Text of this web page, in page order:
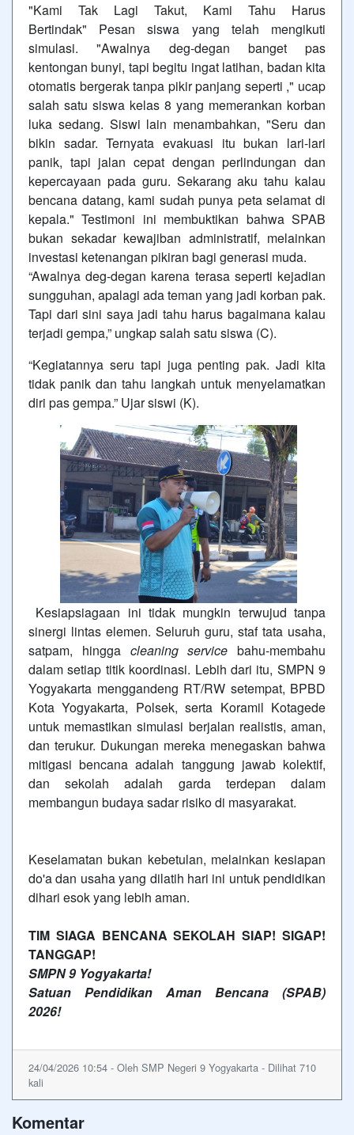
"Kami Tak Lagi Takut, Kami Tahu Harus
Bertindak" Pesan siswa yang telah mengikuti
simulasi. "Awalnya deg-degan banget pas
kentongan bunyi, tapi begitu ingat latihan, badan kita
otomatis bergerak tanpa pikir panjang seperti ," ucap
salah satu siswa kelas 8 yang memerankan korban
luka sedang. Siswi lain menambahkan, "Seru dan
bikin sadar. Ternyata evakuasi itu bukan lari-lari
panik, tapi jalan cepat dengan perlindungan dan
kepercayaan pada guru. Sekarang aku tahu kalau
bencana datang, kami sudah punya peta selamat di
kepala." Testimoni ini membuktikan bahwa SPAB
bukan sekadar kewajiban administratif, melainkan
investasi ketenangan pikiran bagi generasi muda.
“Awalnya deg-degan karena terasa seperti kejadian
sungguhan, apalagi ada teman yang jadi korban pak.
Tapi dari sini saya jadi tahu harus bagaimana kalau
terjadi gempa,” ungkap salah satu siswa (C).
“Kegiatannya seru tapi juga penting pak. Jadi kita
tidak panik dan tahu langkah untuk menyelamatkan
diri pas gempa.” Ujar siswi (K).
Kesiapsiagaan ini tidak mungkin terwujud tanpa
sinergi lintas elemen. Seluruh guru, staf tata usaha,
satpam, hingga cleaning service bahu-membahu
dalam setiap titik koordinasi. Lebih dari itu, SMPN 9
Yogyakarta menggandeng RT/RW setempat, BPBD
Kota Yogyakarta, Polsek, serta Koramil Kotagede
untuk memastikan simulasi berjalan realistis, aman,
dan terukur. Dukungan mereka menegaskan bahwa
mitigasi bencana adalah tanggung jawab kolektif,
dan sekolah adalah garda terdepan dalam
membangun budaya sadar risiko di masyarakat.
Keselamatan bukan kebetulan, melainkan kesiapan
do'a dan usaha yang dilatih hari ini untuk pendidikan
dihari esok yang lebih aman.
TIM SIAGA BENCANA SEKOLAH SIAP! SIGAP!
TANGGAP!
SMPN 9 Yogyakarta!
Satuan Pendidikan Aman Bencana (SPAB)
2026!
24/04/2026 10:54 - Oleh SMP Negeri 9 Yogyakarta - Dilihat 710
kali
Komentar